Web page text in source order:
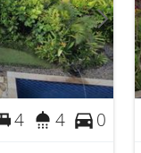
4 4 0